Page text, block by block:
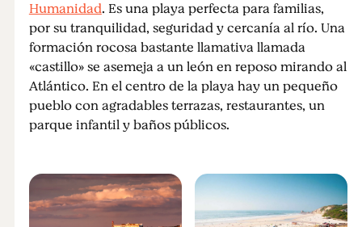
Humanidad. Es una playa perfecta para familias,
por su tranquilidad, seguridad y cercanía al río. Una
formación rocosa bastante llamativa llamada
«castillo» se asemeja a un león en reposo mirando al
Atlántico. En el centro de la playa hay un pequeño
pueblo con agradables terrazas, restaurantes, un
parque infantil y baños públicos.